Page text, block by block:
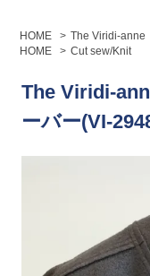
HOME > The Viridi-anne
HOME
> Cut sew/Knit
The Viridi-
ーバー(VI-